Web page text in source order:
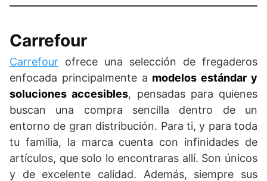
Carrefour
Carrefour ofrece una selección de fregaderos
enfocada principalmente a modelos estándar y
soluciones accesibles, pensadas para quienes
buscan una compra sencilla dentro de un
entorno de gran distribución. Para ti, y para toda
tu familia, la marca cuenta con infinidades de
artículos, que solo lo encontraras allí. Son únicos
y de excelente calidad. Además, siempre sus